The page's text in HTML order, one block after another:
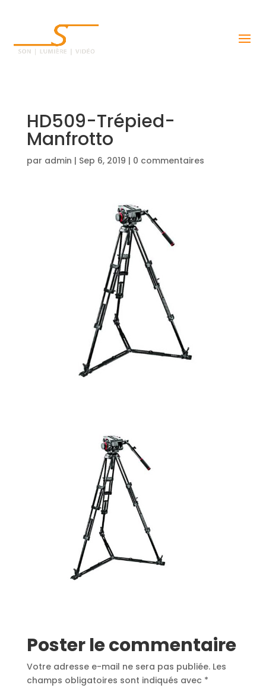
HD509-Trépied-
Manfrotto
par admin | Sep 6, 2019 | 0 commentaires
Poster le commentaire
Votre adresse e-mail ne sera pas publiée. Les
champs obligatoires sont indiqués avec *